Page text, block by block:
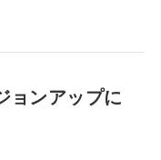
ンアップに